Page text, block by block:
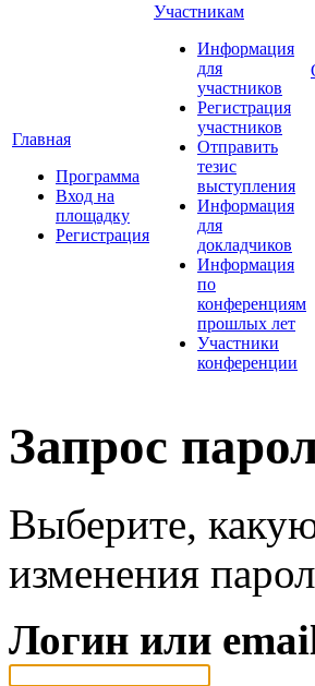
Главная
Программа
Вход на
площадку
Регистрация
Участникам
Информация
для
участников
Регистрация
участников
Отправить
тезис
выступления
Информация
для
докладчиков
Информация
по
конференциям
прошлых лет
Участники
конференции
Запрос
Выберите,
изменения
Логин или